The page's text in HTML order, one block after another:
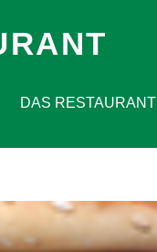
DAS RESTAURANT